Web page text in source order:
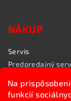
Na
funkcií
NÁKUP
Servis
Predpredajný
Rozvoz bicyklov